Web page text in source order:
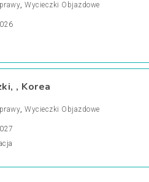
, Wycieczki Objazdowe
, Korea
, Wycieczki Objazdowe